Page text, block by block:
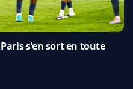
Paris s'en sort en toute